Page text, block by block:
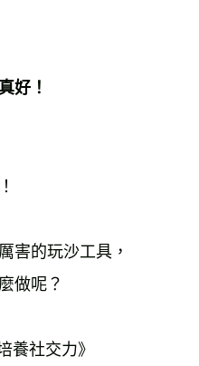
好！
害的玩沙工具，
做呢？
養社交力》